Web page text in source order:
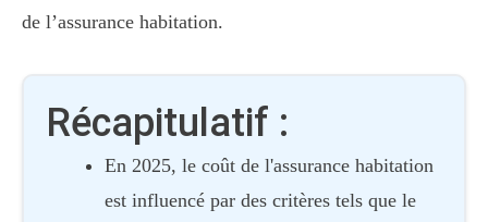
de l’assurance habitation.
Récapitulatif :
En 2025, le coût de l'assurance habitation
est influencé par des critères tels que le